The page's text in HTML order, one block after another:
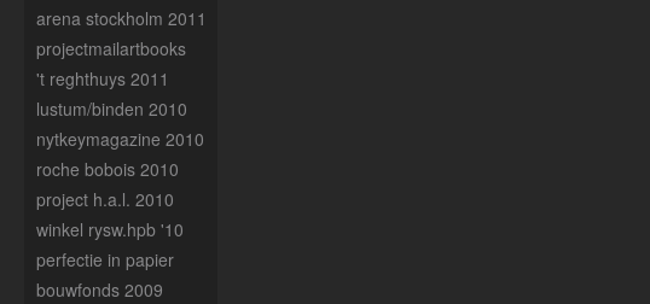
arena stockholm 2011
projectmailartbooks
't reghthuys 2011
lustum/binden 2010
nytkeymagazine 2010
roche bobois 2010
project h.a.l. 2010
winkel rysw.hpb '10
perfectie in papier
bouwfonds 2009